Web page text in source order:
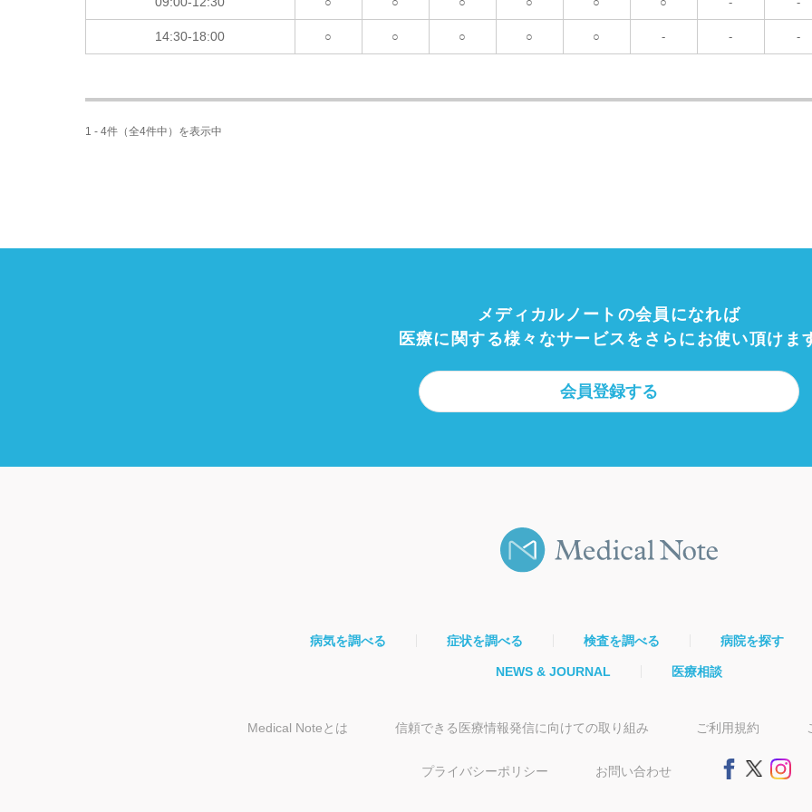
14:30-18:00 ○ ○ ○ ○ ○ - - -
1 - 4件（全4件中）を表示中
メディカルノートの会員になれば
医療に関する様々なサービスを さらにお使い頂けま
会員登録する
病気を調べる 症状を調べる 検査を調べる 病院を探す
NEWS & JOURNAL 医療相談
Medical Noteとは 信頼できる医療情報発信に向けての取り組み ご利用規約
プライバシーポリシー お問い合わせ